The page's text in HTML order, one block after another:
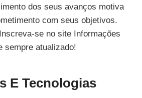
dos seus avanços motiva
com seus objetivos.
se no site Informações
sempre atualizado!
E Tecnologias